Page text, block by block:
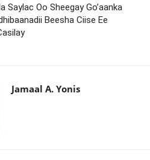
Saylac Oo Sheegay Go’aanka
Beesha Ciise Ee
Jamaal A. Yonis